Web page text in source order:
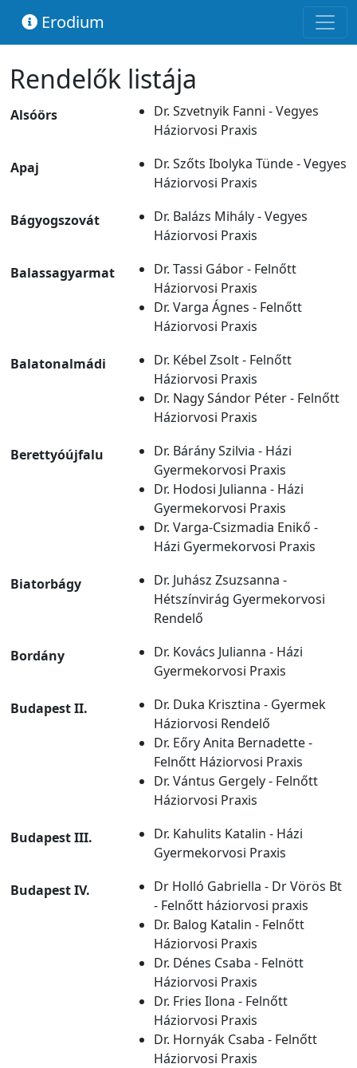
Erodium
Rendelők listája
Alsóörs
Dr. Szvetnyik Fanni - Vegyes
Háziorvosi Praxis
Apaj
Dr. Szőts Ibolyka Tünde - Vegyes
Háziorvosi Praxis
Bágyogszovát
Dr. Balázs Mihály - Vegyes
Háziorvosi Praxis
Balassagyarmat
Dr. Tassi Gábor - Felnőtt
Háziorvosi Praxis
Dr. Varga Ágnes - Felnőtt
Háziorvosi Praxis
Balatonalmádi
Dr. Kébel Zsolt - Felnőtt
Háziorvosi Praxis
Dr. Nagy Sándor Péter - Felnőtt
Háziorvosi Praxis
Berettyóújfalu
Dr. Bárány Szilvia - Házi
Gyermekorvosi Praxis
Dr. Hodosi Julianna - Házi
Gyermekorvosi Praxis
Dr. Varga-Csizmadia Enikő -
Házi Gyermekorvosi Praxis
Biatorbágy
Dr. Juhász Zsuzsanna -
Hétszínvirág Gyermekorvosi
Rendelő
Bordány
Dr. Kovács Julianna - Házi
Gyermekorvosi Praxis
Budapest II.
Dr. Duka Krisztina - Gyermek
Háziorvosi Rendelő
Dr. Eőry Anita Bernadette -
Felnőtt Háziorvosi Praxis
Dr. Vántus Gergely - Felnőtt
Háziorvosi Praxis
Budapest III.
Dr. Kahulits Katalin - Házi
Gyermekorvosi Praxis
Budapest IV.
Dr Holló Gabriella - Dr Vörös Bt
- Felnőtt háziorvosi praxis
Dr. Balog Katalin - Felnőtt
Háziorvosi Praxis
Dr. Dénes Csaba - Felnött
Háziorvosi Praxis
Dr. Fries Ilona - Felnőtt
Háziorvosi Praxis
Dr. Hornyák Csaba - Felnőtt
Háziorvosi Praxis